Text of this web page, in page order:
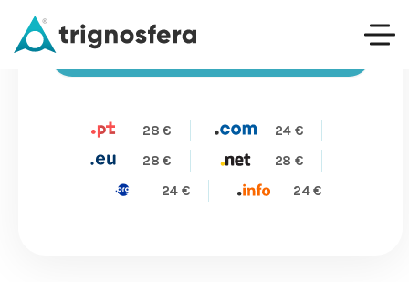
28 €
24 €
28 €
28 €
24 €
24 €